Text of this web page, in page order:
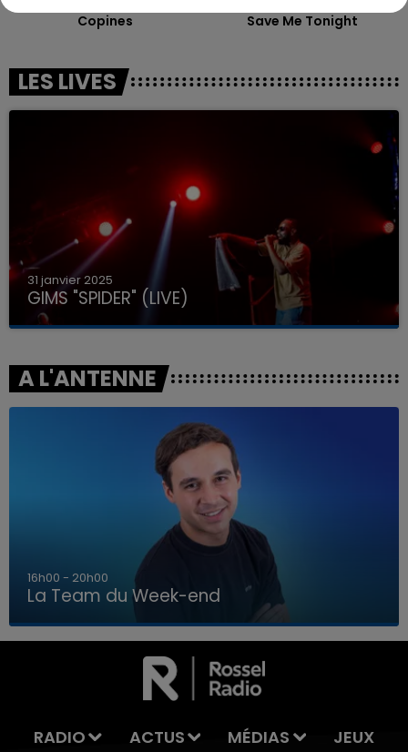
LA TEAM DU WEEK-END
Copines Save Me Tonight
LES LIVES
31 janvier 2025
GIMS "SPIDER" (LIVE)
A L'ANTENNE
7h00 - 12h00
La Team du Week-end
RADIO ACTUS MÉDIAS JEUX